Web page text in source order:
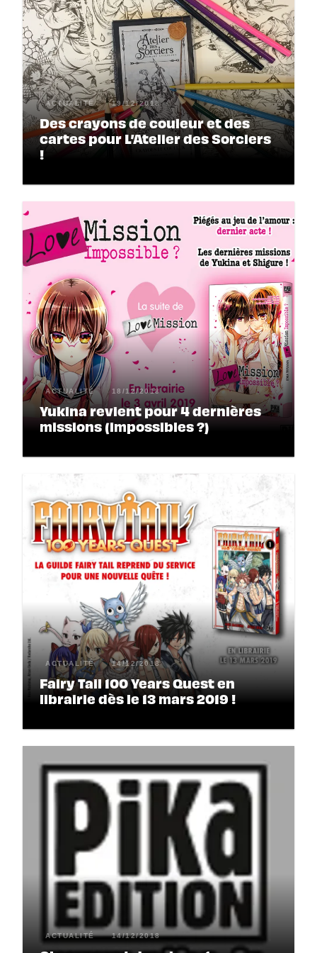
ACTUALITÉ 19/12/2018
Des crayons de couleur et des
cartes pour L’Atelier des Sorciers
!
ACTUALITÉ 18/12/2018
Yukina revient pour 4 dernières
missions (impossibles ?)
ACTUALITÉ 14/12/2018
Fairy Tail 100 Years Quest en
librairie dès le 13 mars 2019 !
ACTUALITÉ 14/12/2018